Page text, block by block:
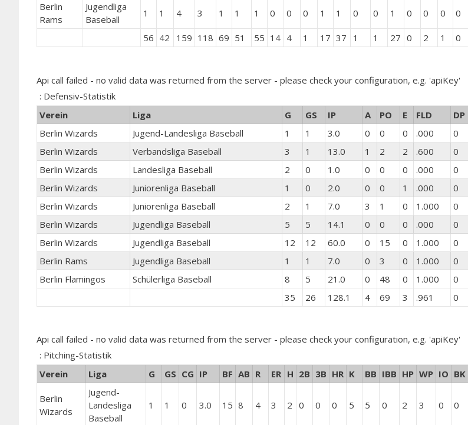
Berlin
Rams
Jugendliga
Baseball
1 1 4 3 1 1 1 0 0 0 1 1 0 0 1 0 0 0 0
56 42 159 118 69 51 55 14 4 1 17 37 1 1 27 0 2 1 0
Api call failed - no valid data was returned from the server - please check your configuration, e.g. 'apiKey'
: Defensiv-Statistik
Verein
Liga G GS IP A PO E FLD DP
Berlin Wizards
Jugend-Landesliga Baseball 1 1 3.0 0 0 0 .000 0
Berlin Wizards
Verbandsliga Baseball 3 1 13.0 1 2 2 .600 0
Berlin Wizards
Landesliga Baseball 2 0 1.0 0 0 0 .000 0
Berlin Wizards
Juniorenliga Baseball 1 0 2.0 0 0 1 .000 0
Berlin Wizards
Juniorenliga Baseball 2 1 7.0 3 1 0 1.000 0
Berlin Wizards
Jugendliga Baseball 5 5 14.1 0 0 0 .000 0
Berlin Wizards
Jugendliga Baseball 12 12 60.0 0 15 0 1.000 0
Berlin Rams
Jugendliga Baseball 1 1 7.0 0 3 0 1.000 0
Berlin Flamingos
Schülerliga Baseball 8 5 21.0 0 48 0 1.000 0
35
26 128.1 4 69 3 .961 0
Api call failed - no valid data was returned from the server - please check your configuration, e.g. 'apiKey'
: Pitching-Statistik
Verein
Liga G GS CG IP BF AB R ER H 2B 3B HR K BB IBB HP WP IO BK
Berlin
Wizards
Jugend-
Landesliga
Baseball
1 1 0 3.0 15 8 4 3 2 0 0 0 5 5 0 2 3 0 0